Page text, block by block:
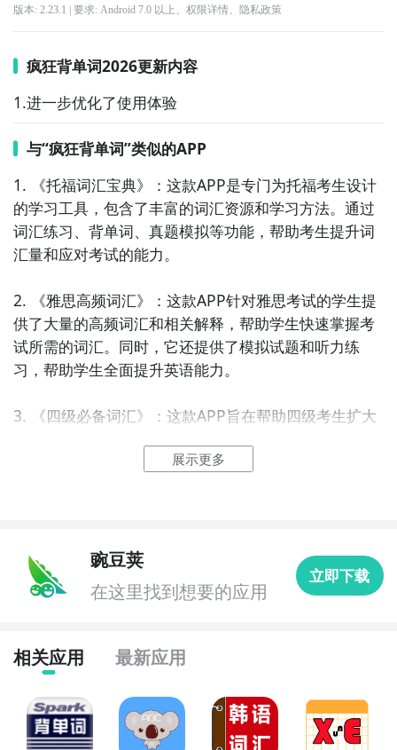
版本: 2.23.1 | 要求: Android 7.0 以上、 权限详情、 隐私政策
疯狂背单词2026更新内容
1.进一步优化了使用体验
与“疯狂背单词”类似的APP
1. 《托福词汇宝典》：这款APP是专门为托福考生设计
的学习工具，包含了丰富的词汇资源和学习方法。通过
词汇练习、背单词、真题模拟等功能，帮助考生提升词
汇量和应对考试的能力。
2. 《雅思高频词汇》：这款APP针对雅思考试的学生提
供了大量的高频词汇和相关解释，帮助学生快速掌握考
试所需的词汇。同时，它还提供了模拟试题和听力练
习，帮助学生全面提升英语能力。
3. 《四级必备词汇》：这款APP旨在帮助四级考生扩大
料，包括词汇分类、例句和练习题，让学生通过反复巩
供了全面的词汇学习资源。通过单词分类、记忆技巧和
模拟练习，帮助学生系统地学习并掌握六级词汇，为考
试做好准备。
5. 《GRE词汇达人》：这款APP适用于GRE考生，提供
了大量的GRE词汇和高效的记忆方法。它通过词汇练习
和真题训练，帮助学生巩固词汇并提高在考试中的应用
能力。
展示更多
豌豆荚
在这里找到想要的应用
立即下载
相关应用 最新应用